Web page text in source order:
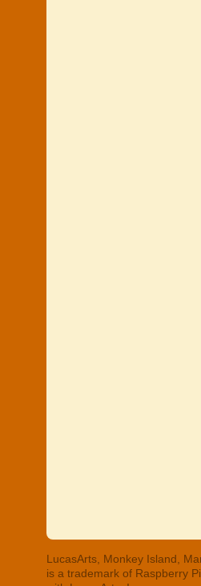
LucasArts, Monkey Island,
is a trademark of Raspberry